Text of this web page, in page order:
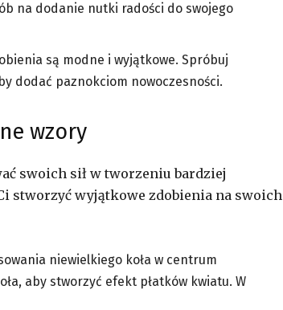
na dodanie nutki radości do swojego
są modne i wyjątkowe. Spróbuj
dodać paznokciom nowoczesności.
wzory
swoich sił w tworzeniu bardziej
stworzyć wyjątkowe zdobienia na swoich
niewielkiego koła w centrum
aby stworzyć efekt płatków kwiatu. W